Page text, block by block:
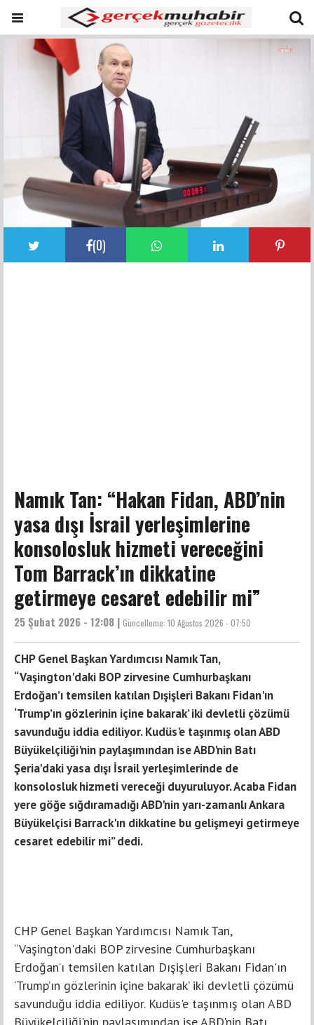
(0)
Namık Tan: “Hakan Fidan, ABD’nin
yasa dışı İsrail yerleşimlerine
konsolosluk hizmeti vereceğini
Tom Barrack’ın dikkatine
getirmeye cesaret edebilir mi”
25 Şubat 2026 - 12:08 | Güncelleme: 10 Ağustos 2026 - 07:50
CHP Genel Başkan Yardımcısı Namık Tan,
“Vaşington'daki BOP zirvesine Cumhurbaşkanı
Erdoğan’ı temsilen katılan Dışişleri Bakanı Fidan'ın
‘Trump’ın gözlerinin içine bakarak’ iki devletli çözümü
savunduğu iddia ediliyor. Kudüs'e taşınmış olan ABD
Büyükelçiliği'nin paylaşımından ise ABD'nin Batı
Şeria'daki yasa dışı İsrail yerleşimlerinde de
konsolosluk hizmeti vereceği duyuruluyor. Acaba Fidan
yere göğe sığdıramadığı ABD'nin yarı-zamanlı Ankara
Büyükelçisi Barrack'ın dikkatine bu gelişmeyi getirmeye
cesaret edebilir mi” dedi.
CHP Genel Başkan Yardımcısı Namık Tan,
“Vaşington'daki BOP zirvesine Cumhurbaşkanı
Erdoğan’ı temsilen katılan Dışişleri Bakanı Fidan'ın
‘Trump’ın gözlerinin içine bakarak’ iki devletli çözümü
savunduğu iddia ediliyor. Kudüs'e taşınmış olan ABD
Büyükelçiliği'nin paylaşımından ise ABD'nin Batı